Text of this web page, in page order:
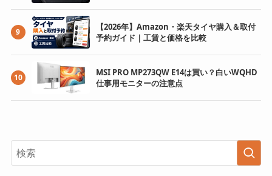
9
【2026年】Amazon・楽天タイヤ購入＆取付
予約ガイド｜工賃と価格を比較
10
MSI PRO MP273QW E14は買い？白いWQHD
仕事用モニターの注意点